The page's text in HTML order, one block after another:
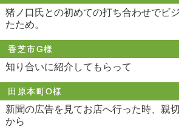
猪ノ口氏との初めての打ち合わせでビ
たため。
香芝市G様
知り合いに紹介してもらって
田原本町O様
新聞の広告を見てお店へ行った時、親
から